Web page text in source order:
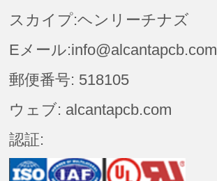
スカイプ:ヘンリーチナズ
Eメール:info@alcantapcb.com
郵便番号: 518105
ウェブ: alcantapcb.com
認証: